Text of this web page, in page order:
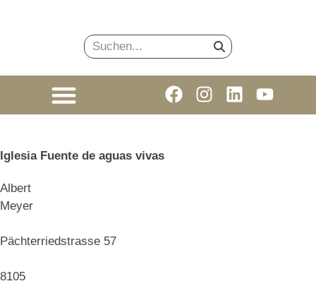
Iglesia Fuente de aguas vivas
Albert
Meyer
Pächterriedstrasse 57
8105